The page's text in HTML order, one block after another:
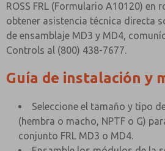
ROSS FRL (Formulario A10120) en
obtener asistencia técnica directa
de ensamblaje MD3 y MD4,
Controls al (800) 438-7677.
Guía de instalación y
Seleccione el tamaño y tipo
(hembra o macho, NPTF o G)
conjunto FRL MD3 o MD4.